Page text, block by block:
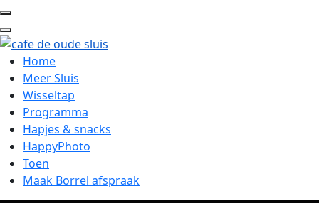
Home
Meer Sluis
Wisseltap
Programma
Hapjes & snacks
HappyPhoto
Toen
Maak Borrel afspraak